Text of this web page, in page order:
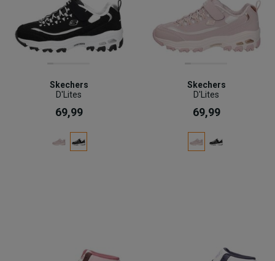
Skechers
D'Lites
69,99
Skechers
D'Lites
69,99